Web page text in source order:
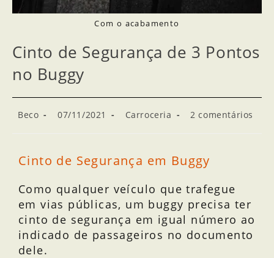
Com o acabamento
Cinto de Segurança de 3 Pontos
no Buggy
Beco 07/11/2021 Carroceria 2 comentários
Cinto de Segurança em Buggy
Como qualquer veículo que trafegue
em vias públicas, um buggy precisa ter
cinto de segurança em igual número ao
indicado de passageiros no documento
dele.